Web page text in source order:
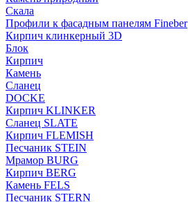
Скала
Профили к фасадным панелям Fineber
Кирпич клинкерный 3D
Блок
Кирпич
Камень
Сланец
DOCKE
Кирпич KLINKER
Сланец SLATE
Кирпич FLEMISH
Пес­ча­ник STEIN
Мрамор BURG
Кирпич BERG
Камень FELS
Пес­ча­ник STERN